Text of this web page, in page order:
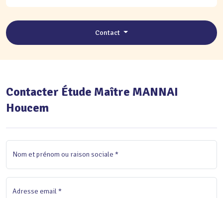
Contact
Contacter Étude Maître MANNAI
Houcem
Nom et prénom ou raison sociale *
Adresse email *